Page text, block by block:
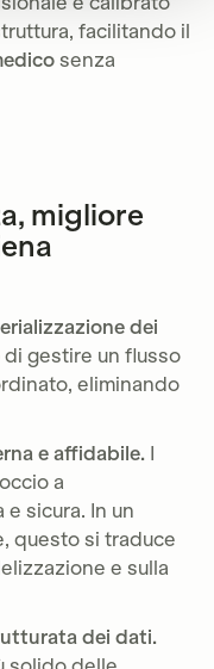
facilitando il
senza
migliore
dei
gestire un flusso
eliminando
e affidabile. I
a
sicura. In un
questo si traduce
e sulla
dei dati.